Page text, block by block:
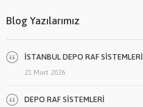
Blog Yazılarımız
İSTANBUL DEPO RAF SİSTEMLERİ
21 Mart 2026
DEPO RAF SİSTEMLERİ